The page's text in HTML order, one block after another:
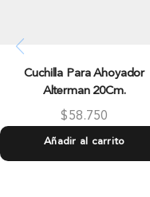
Cuchilla Para Ahoyador
Alterman 20Cm.
$58.750
Añadir al carrito